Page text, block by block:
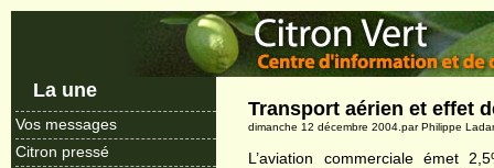
La une
Vos messages
Citron pressé
Transport aérien et effet
dimanche 12 décembre 2004.par Philippe
L’aviation commerciale émet